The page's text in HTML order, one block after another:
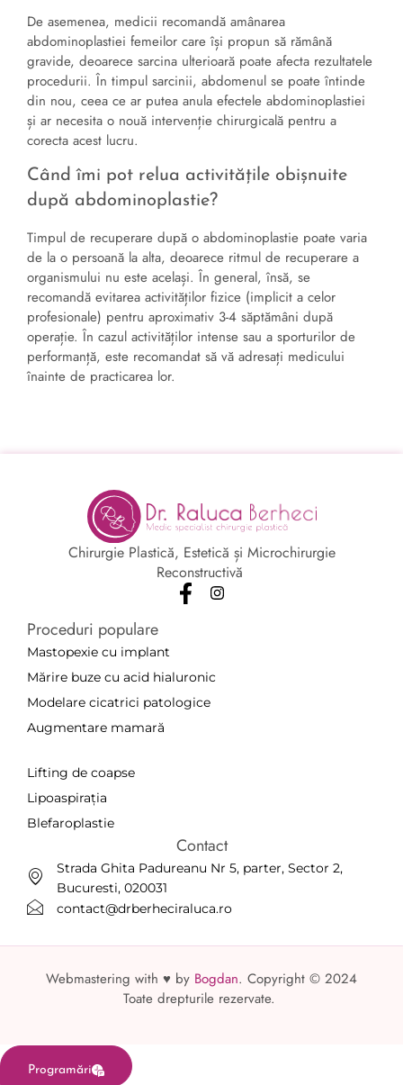
De asemenea, medicii recomandă amânarea
abdominoplastiei femeilor care își propun să rămână
gravide, deoarece sarcina ulterioară poate afecta rezultatele
procedurii. În timpul sarcinii, abdomenul se poate întinde
din nou, ceea ce ar putea anula efectele abdominoplastiei
și ar necesita o nouă intervenție chirurgicală pentru a
corecta acest lucru.
Când îmi pot relua activitățile obișnuite
după abdominoplastie?
Timpul de recuperare după o abdominoplastie poate varia
de la o persoană la alta, deoarece ritmul de recuperare a
organismului nu este același. În general, însă, se
recomandă evitarea activităților fizice (implicit a celor
profesionale) pentru aproximativ 3-4 săptămâni după
operație. În cazul activităților intense sau a sporturilor de
performanță, este recomandat să vă adresați medicului
înainte de practicarea lor.
Chirurgie Plastică, Estetică și Microchirurgie
Reconstructivă
Proceduri populare
Mastopexie cu implant
Mărire buze cu acid hialuronic
Modelare cicatrici patologice
Augmentare mamară
Lifting de coapse
Lipoaspirația
Blefaroplastie
Contact
Strada Ghita Padureanu Nr 5, parter, Sector 2,
Bucuresti, 020031
contact@drberheciraluca.ro
Webmastering with ♥ by Bogdan. Copyright © 2024
Toate drepturile rezervate.
Programări